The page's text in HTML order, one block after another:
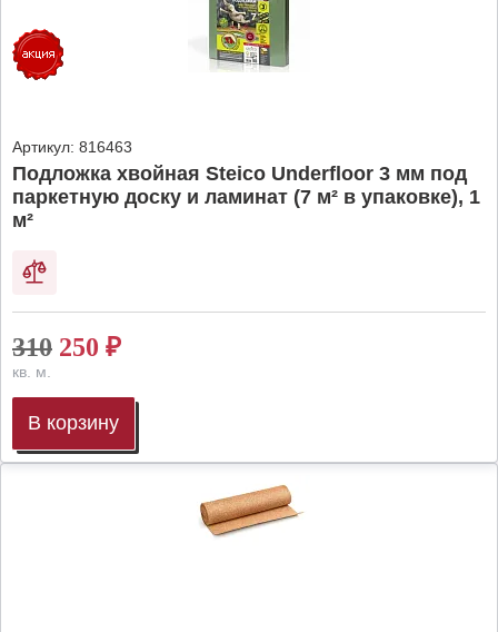
Артикул: 816463
Подложка хвойная Steico Underfloor 3 мм под
паркетную доску и ламинат (7 м² в упаковке), 1
м²
310 250 ₽
кв. м.
В корзину